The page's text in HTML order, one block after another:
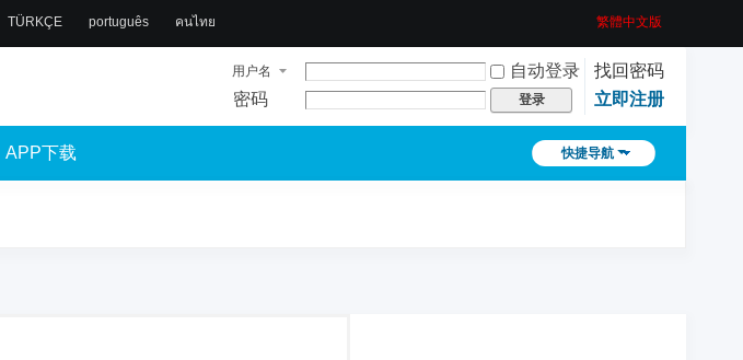
TÜRKÇE português คนไทย 繁體中文版
用户名 自动登录
找回密码
密码
登录 立即注册
快捷导航
APP下载